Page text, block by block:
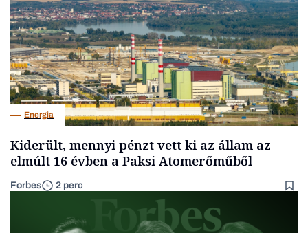
Energia
Kiderült, mennyi pénzt vett ki az állam az
elmúlt 16 évben a Paksi Atomerőműből
Forbes 2 perc